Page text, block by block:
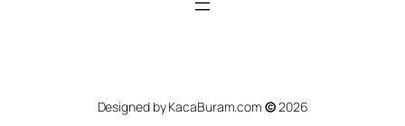
Designed by KacaBuram.com ©2026